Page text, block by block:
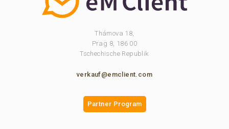
Thámova 18,
Prag 8, 186 00
Tschechische Republik
verkauf@emclient.com
Partner Program